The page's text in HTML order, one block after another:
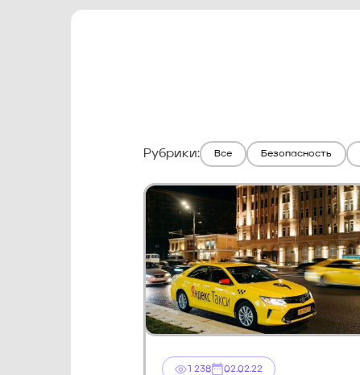
Рубрики: Все Безопасность
1 238 02.02.22